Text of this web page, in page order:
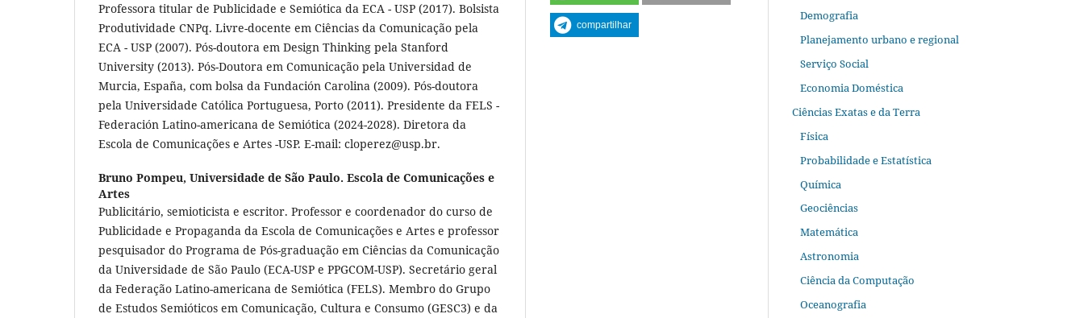
Professora titular de Publicidade e Semiótica da ECA - USP (2017). Bolsista
Produtividade CNPq. Livre-docente em Ciências da Comunicação pela
ECA - USP (2007). Pós-doutora em Design Thinking pela Stanford
University (2013). Pós-Doutora em Comunicação pela Universidad de
Murcia, España, com bolsa da Fundación Carolina (2009). Pós-doutora
pela Universidade Católica Portuguesa, Porto (2011). Presidente da FELS -
Federación Latino-americana de Semiótica (2024-2028). Diretora da
Escola de Comunicações e Artes -USP. E-mail: cloperez@usp.br.
Bruno Pompeu, Universidade de São Paulo. Escola de Comunicações e
Artes
Publicitário, semioticista e escritor. Professor e coordenador do curso de
Publicidade e Propaganda da Escola de Comunicações e Artes e professor
pesquisador do Programa de Pós-graduação em Ciências da Comunicação
da Universidade de São Paulo (ECA-USP e PPGCOM-USP). Secretário geral
da Federação Latino-americana de Semiótica (FELS). Membro do Grupo
de Estudos Semióticos em Comunicação, Cultura e Consumo (GESC3) e da
compartilhar
Demografia
Planejamento urbano e regional
Serviço Social
Economia Doméstica
Ciências Exatas e da Terra
Física
Probabilidade e Estatística
Química
Geociências
Matemática
Astronomia
Ciência da Computação
Oceanografia